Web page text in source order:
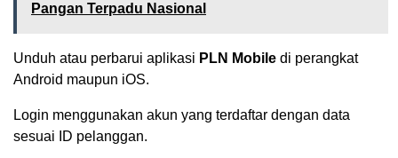
Pangan Terpadu Nasional
Unduh atau perbarui aplikasi PLN Mobile di perangkat
Android maupun iOS.
Login menggunakan akun yang terdaftar dengan data
sesuai ID pelanggan.